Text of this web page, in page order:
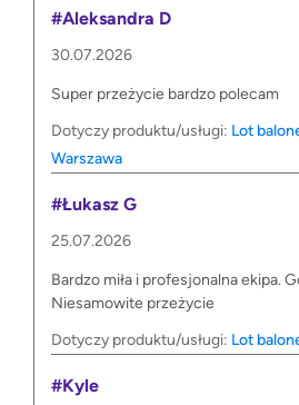
#Aleksandra D
30.07.2026
Super przeżycie bardzo polecam
Dotyczy produktu/usługi: Lot
Warszawa
#Łukasz G
25.07.2026
Bardzo miła i profesjonalna ekipa.
Niesamowite przeżycie
Dotyczy produktu/usługi: Lot
#Kyle